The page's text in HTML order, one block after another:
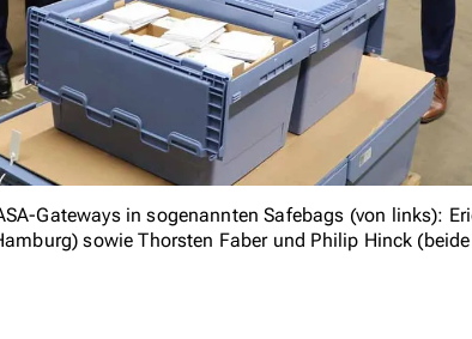
Gateways in sogenannten Safebags (von links):
sowie Thorsten Faber und Philip Hinck